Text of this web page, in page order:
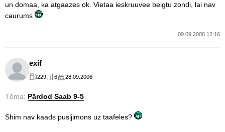
un domaa, ka atgaazes ok. Vietaa ieskruuvee beigtu zondi, lai nav
caurums
09.09.2008 12:16
exif
229 6 28.09.2006
Tēma: Pārdod Saab 9-5
Shim nav kaads pusljimons uz taafeles?